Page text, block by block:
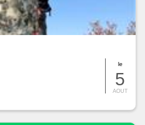
le
5
AOUT